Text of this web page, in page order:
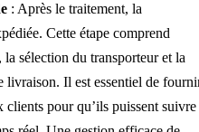
: Après le traitement, la
Cette étape comprend
sélection du transporteur et la
livraison. Il est essentiel de
pour qu’ils puissent suivre